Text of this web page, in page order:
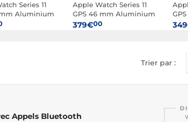
Series 11
mm Aluminium
Sport
Apple Watch Series 11
GPS 46 mm Aluminium
Gris sidéral Bracelet
379€00
Noir
Trier par :
Appels Bluetooth